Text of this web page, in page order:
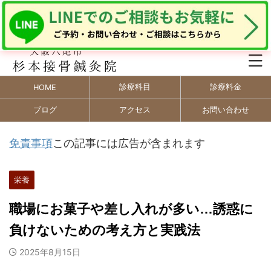
HOME 診療科目 診療料金
ブログ アクセス お問い合わせ
免責事項この記事には広告が含まれます
栄養
職場にお菓子や差し入れが多い…誘惑に
負けないための考え方と実践法
2025年8月15日